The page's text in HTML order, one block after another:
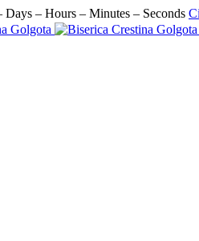
Days – Hours – Minutes – Seconds